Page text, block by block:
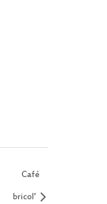
Café
bricol’